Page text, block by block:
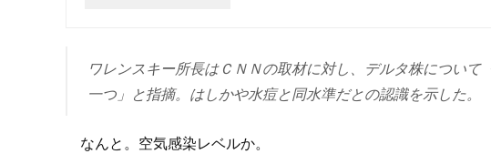
ワレンスキー所長はＣＮＮの取材に対し、デルタ株につい
一つ」と指摘。はしかや水痘と同水準だとの認識を示した。
なんと。空気感染レベルか。